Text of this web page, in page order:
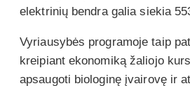
elektrinių bendra galia siekia
Vyriausybės programoje taip
kreipiant ekonomiką žaliojo
apsaugoti biologinę įvairovę ir